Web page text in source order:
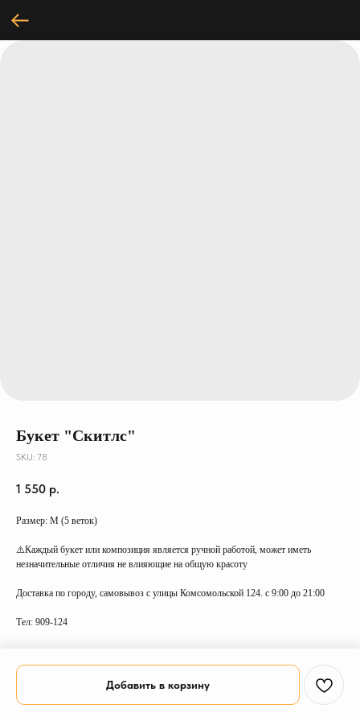
Букет "Скитлс"
SKU: 78
1 550 р.
Добавить в корзину
Размер: М (5 веток)
⚠️Каждый букет или композиция является ручной работой, может иметь
незначительные отличия не влияющие на общую красоту
Доставка по городу, самовывоз с улицы Комсомольской 124. с 9:00 до 21:00
Тел: 909-124